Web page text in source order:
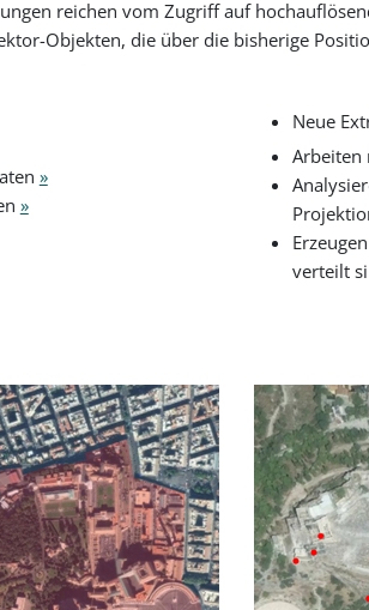
reichen vom Zugriff auf
Objekten, die über die bisherige
»
»
Neue
Arbeiten
verteilt